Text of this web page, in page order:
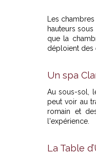
Les
hauteurs
que la
déploient des
Un spa
Au sous-sol,
peut voir au
romain et
l'expérience.
La Table